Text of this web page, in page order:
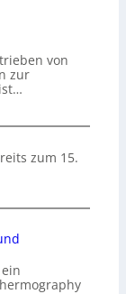
von
zur
zum 15.